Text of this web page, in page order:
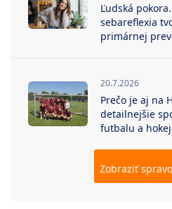
Ľudská
sebareflexia
primárnej
20.7.2026
Prečo je aj na
detailnejšie
futbalu a
Zobraziť